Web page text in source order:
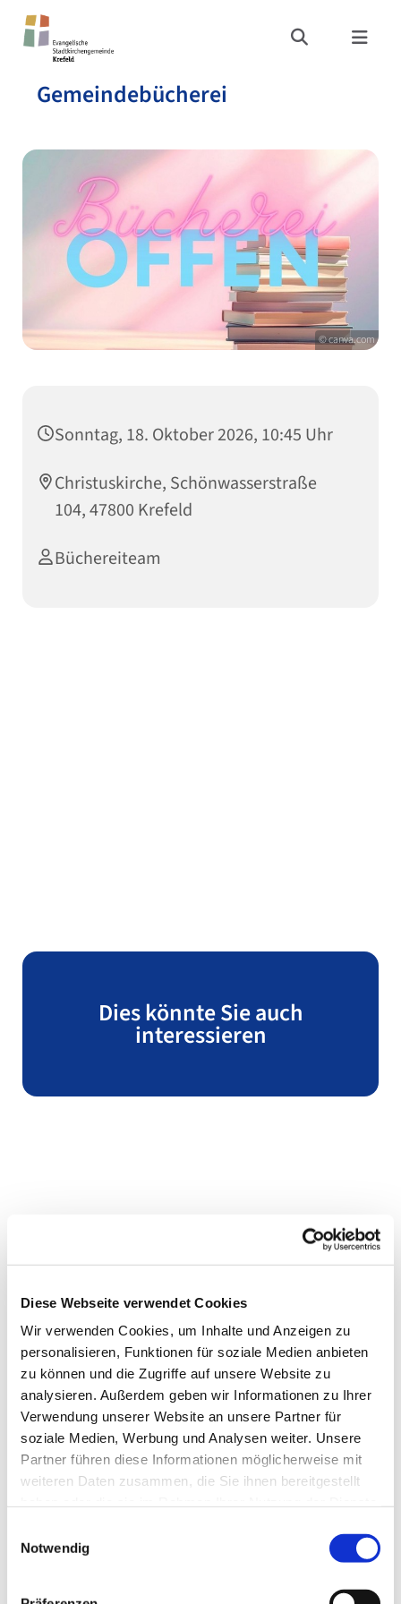
Diese Webseite verwendet Cookies
Wir verwenden Cookies, um Inhalte und Anzeigen zu
personalisieren, Funktionen für soziale Medien anbieten
zu können und die Zugriffe auf unsere Website zu
analysieren. Außerdem geben wir Informationen zu Ihrer
Verwendung unserer Website an unsere Partner für
soziale Medien, Werbung und Analysen weiter. Unsere
Partner führen diese Informationen möglicherweise mit
weiteren Daten zusammen, die Sie ihnen bereitgestellt
Notwendig
Gemeindebücherei
© canva.com
Sonntag, 18. Oktober 2026, 10:45 Uhr
Christuskirche, Schönwasserstraße
104, 47800 Krefeld
Büchereiteam
Dies könnte Sie auch
interessieren
Gemeindebrief